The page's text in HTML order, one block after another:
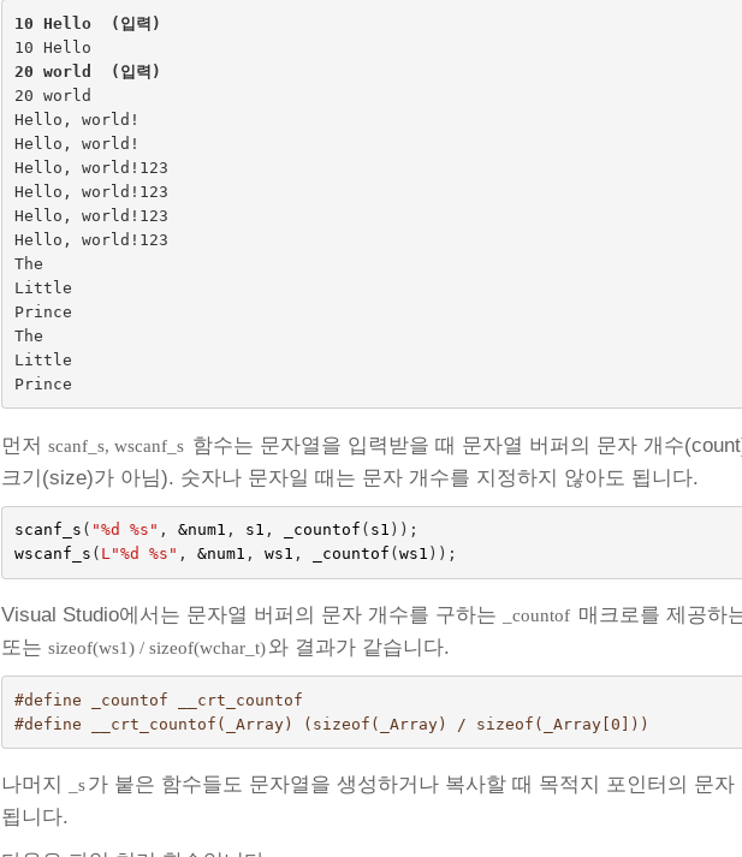
10 Hello  (입력)
20 world  (입력)
20 world
Hello, world!
Hello, world!
Hello, world!123
Hello, world!123
Hello, world!123
Hello, world!123
The
Little
Prince
The
Little
먼저scanf_s, wscanf_s 함수는 문자열을 입력받을 때 문자열 버퍼의 문자 개수
크기(size)가 아님). 숫자나 문자일 때는 문자 개수를 지정하지 않아도 됩니다.
scanf_s ( "%d %s" , &num1 , s1 , _countof ( s1 ));
wscanf_s ( L"%d %s" , &num1 , ws1 , _countof ( ws1 ));
Visual Studio에서는 문자열 버퍼의 문자 개수를 구하는 _countof 매크로를 제공하
또는sizeof(ws1) / sizeof(wchar_t)와 결과가 같습니다.
#define _countof __crt_countof
#define __crt_countof(_Array) (sizeof(_Array) / sizeof(_Array[0]))
나머지 _s가 붙은 함수들도 문자열을 생성하거나 복사할 때 목적지 포인터의 문
됩니다.